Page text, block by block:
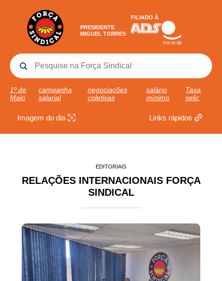
PRESIDENTE
MIGUEL TORRES
FILIADO À
1º de
Maio
campanha
salarial
negociações
coletivas
salário
mínimo
Taxa
selic
Imagem do dia Links rápidos
EDITORIAIS
RELAÇÕES INTERNACIONAIS FORÇA
SINDICAL